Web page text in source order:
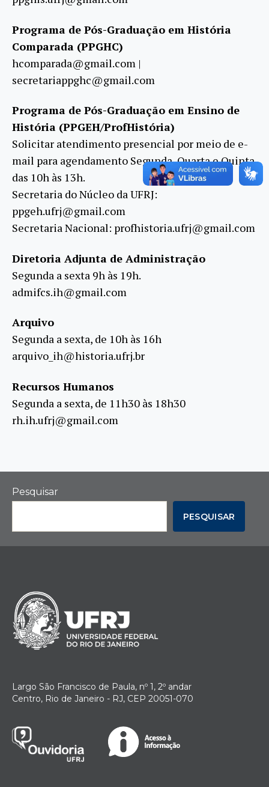
Programa de Pós-Graduação em História
Comparada (PPGHC)
hcomparada@gmail.com |
secretariappghc@gmail.com
Programa de Pós-Graduação em Ensino de
História (PPGEH/ProfHistória)
Solicitar atendimento presencial por meio de e-
mail para agendamento Segunda, Quarta e Quinta,
das 10h às 13h.
Secretaria do Núcleo da UFRJ:
ppgeh.ufrj@gmail.com
Secretaria Nacional: profhistoria.ufrj@gmail.com
Diretoria Adjunta de Administração
Segunda a sexta 9h às 19h.
admifcs.ih@gmail.com
Arquivo
Segunda a sexta, de 10h às 16h
arquivo_ih@historia.ufrj.br
Recursos Humanos
Segunda a sexta, de 11h30 às 18h30
rh.ih.ufrj@gmail.com
Pesquisar
PESQUISAR
Largo São Francisco de Paula, nº 1, 2º andar
Centro, Rio de Janeiro - RJ, CEP 20051-070